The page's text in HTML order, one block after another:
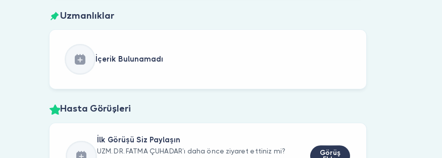
Uzmanlıklar
İçerik Bulunamadı
Hasta Görüşleri
İlk Görüşü Siz Paylaşın
UZM. DR. FATMA ÇUHADAR’ı daha önce ziyaret ettiniz mi?
Görüş